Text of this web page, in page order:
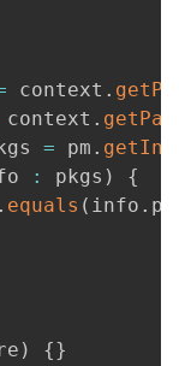
context .
context .
= pm .
: pkgs )
{
. equals ( info .
) {}